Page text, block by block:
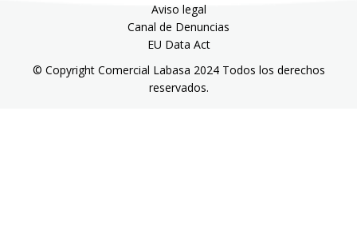
© Copyright Comercial Labasa 2024 Todos los derechos
reservados.
Aviso legal
Canal de Denuncias
EU Data Act